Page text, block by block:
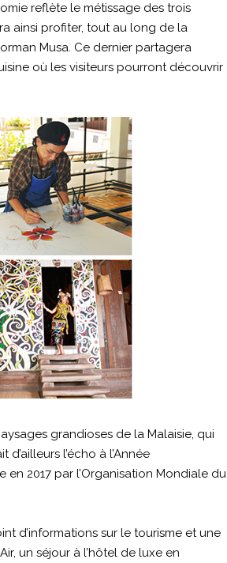
reflète le métissage des trois
ainsi profiter, tout au long de la
Musa. Ce dernier partagera
où les visiteurs pourront découvrir
grandioses de la Malaisie, qui
l’écho à l’Année
2017 par l’Organisation Mondiale du
d’informations sur le tourisme et une
un séjour à l’hôtel de luxe en